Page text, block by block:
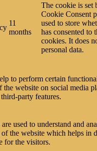
11
months
The cookie is set
Cookie Consent
used to store
has consented to
cookies. It does
personal data.
to perform certain
the website on social media
party features.
used to understand and
the website which helps in
for the visitors.